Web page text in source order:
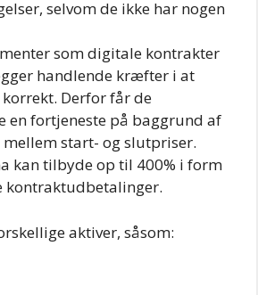
selvom de ikke har nogen
som digitale kontrakter
handlende kræfter i at
Derfor får de
en fortjeneste på baggrund af
start- og slutpriser.
kan tilbyde op til 400% i form
kontraktudbetalinger.
aktiver, såsom: